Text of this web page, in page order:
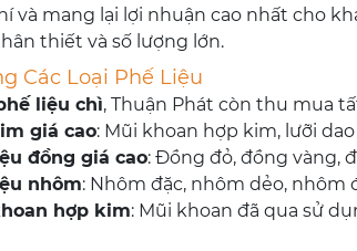
và mang lại lợi nhuận cao nhất cho
thiết và số lượng lớn.
Các Loại Phế Liệu
liệu chì, Thuận Phát còn thu mua
giá cao: Mũi khoan hợp kim, lưỡi
đồng giá cao: Đồng đỏ, đồng vàng,
nhôm: Nhôm đặc, nhôm dẻo, nhôm
hợp kim: Mũi khoan đã qua sử